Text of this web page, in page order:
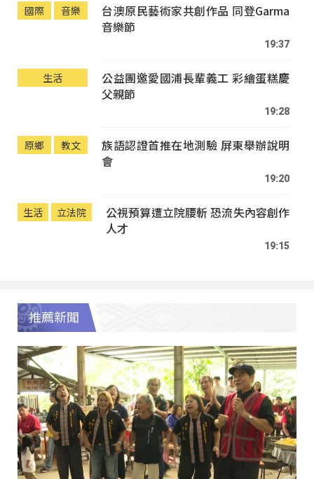
國際 音樂
台澳原民藝術家共創作品 同登Garma
音樂節
19:37
生活
公益團邀愛國浦長輩義工 彩繪蛋糕慶
父親節
19:28
原鄉 教文
族語認證首推在地測驗 屏東舉辦說明
會
19:20
生活 立法院
公視預算遭立院腰斬 恐流失內容創作
人才
19:15
推薦新聞